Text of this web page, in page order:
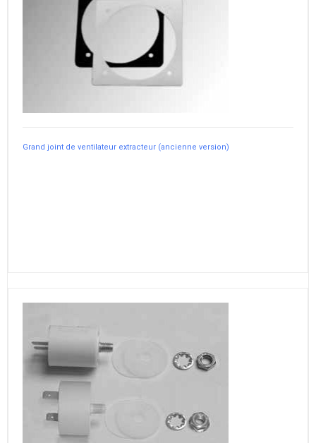
Grand joint de ventilateur extracteur (ancienne version)